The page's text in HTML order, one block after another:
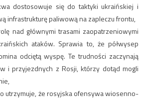
dostosowuje się do taktyki ukraińskiej i
infrastrukturę paliwową na zapleczu frontu,
nad głównymi trasami zaopatrzeniowymi
ataków. Sprawia to, że półwysep
odciętą wyspę. Te trudności zaczynają
i przyjezdnych z Rosji, którzy dotąd mogli
utrzymuje, że rosyjska ofensywa wiosenno-